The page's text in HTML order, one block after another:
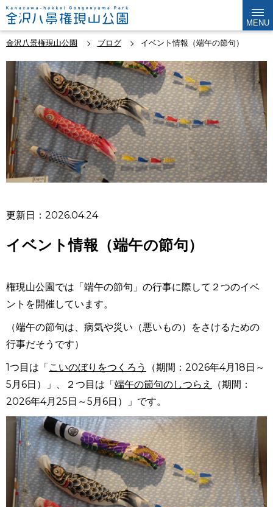
MENU
金沢八景権現山公園 ブログ イベント情報（端午の節句）
更新日：2026.04.24
イベント情報（端午の節句）
権現山公園では「端午の節句」の行事に際して２つのイベ
ントを開催しています。
（端午の節句は、病気や災い（悪いもの）をさけるための
行事だそうです）
1つ目は「こいのぼりをつくろう （期間： 2026年4月18日～
5月6日）」、２つ目は「端午の節句のしつらえ
（期間：
2026年4月25日～5月6日）」です。